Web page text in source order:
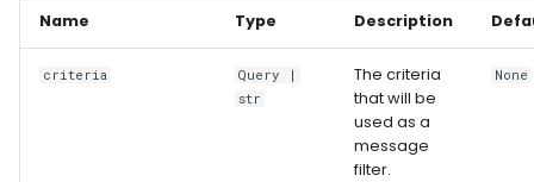
Name Type Description
criteria
Query |
str
The criteria
that will be
used as a
message
filter.
None